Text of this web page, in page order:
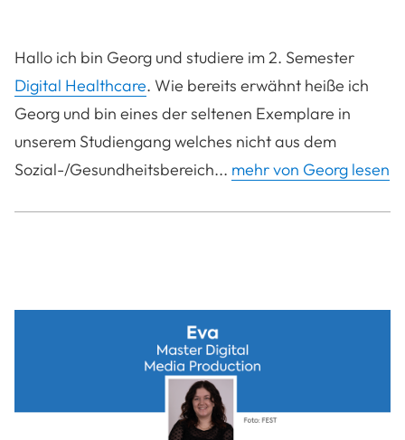
Hallo ich bin Georg und studiere im 2. Semester
Digital Healthcare. Wie bereits erwähnt heiße ich
Georg und bin eines der seltenen Exemplare in
unserem Studiengang welches nicht aus dem
Sozial-/Gesundheitsbereich... mehr von Georg lesen